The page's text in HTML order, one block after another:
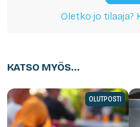
Oletko jo tilaaja?
KATSO MYÖS...
OLUTPOSTI